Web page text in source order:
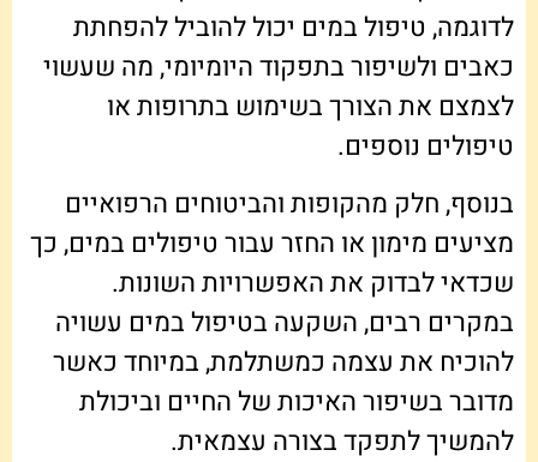
לדוגמה, טיפול במים יכול להוביל להפחתת
כאבים ולשיפור בתפקוד היומיומי, מה שעשוי
לצמצם את הצורך בשימוש בתרופות או
טיפולים נוספים.
בנוסף, חלק מהקופות והביטוחים הרפואיים
מציעים מימון או החזר עבור טיפולים במים, כך
שכדאי לבדוק את האפשרויות השונות.
במקרים רבים, השקעה בטיפול במים עשויה
להוכיח את עצמה כמשתלמת, במיוחד כאשר
מדובר בשיפור האיכות של החיים וביכולת
להמשיך לתפקד בצורה עצמאית.